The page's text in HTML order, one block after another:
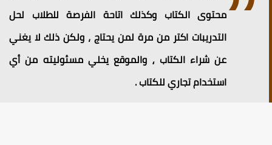
محتوى الكتاب وكذلك اتاحة الفرصة للطلاب لحل
التدريبات اكتر من مرة لمن يحتاج ، ولكن ذلك لا يغني
عن شراء الكتاب ⸲ والموقع يخلي مسئوليته من أي
استخدام تجاري للكتاب .